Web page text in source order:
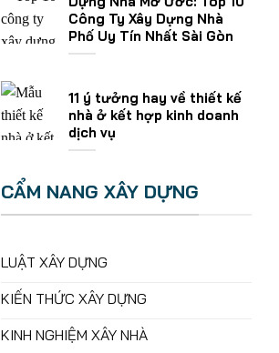
Công Ty Xây Dựng Nhà
Phố Uy Tín Nhất Sài Gòn
11 ý tưởng hay về thiết kế
nhà ở kết hợp kinh doanh
dịch vụ
CẨM NANG XÂY DỰNG
LUẬT XÂY DỰNG
KIẾN THỨC XÂY DỰNG
KINH NGHIỆM XÂY NHÀ